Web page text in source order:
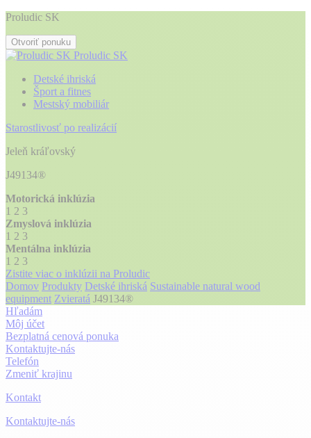
Proludic SK
Otvoriť ponuku
Proludic SK
Detské ihriská
Šport a fitnes
Mestský mobiliár
Starostlivosť po realizácií
Jeleň kráľovský
J49134®
Motorická inklúzia
1 2 3
Zmyslová inklúzia
1 2 3
Mentálna inklúzia
1 2 3
Zistite viac o inklúzii na Proludic
Domov Produkty Detské ihriská Sustainable natural wood
equipment Zvieratá J49134®
Hľadám
Môj účet
Bezplatná cenová ponuka
Kontaktujte-nás
Telefón
Zmeniť krajinu
Kontakt
Kontaktujte-nás